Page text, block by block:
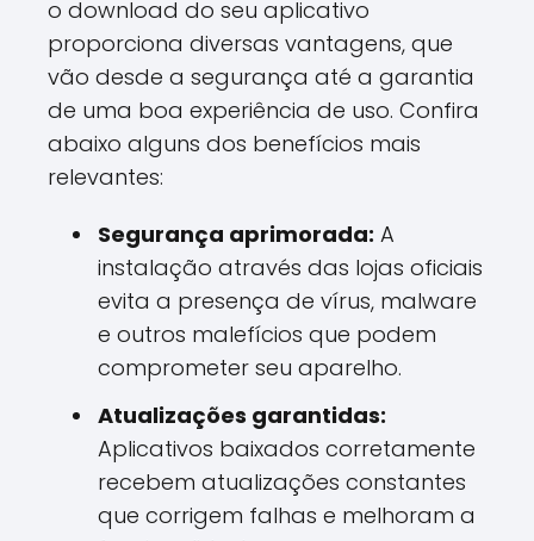
o download do seu aplicativo
proporciona diversas vantagens, que
vão desde a segurança até a garantia
de uma boa experiência de uso. Confira
abaixo alguns dos benefícios mais
relevantes:
Segurança aprimorada: A
instalação através das lojas oficiais
evita a presença de vírus, malware
e outros malefícios que podem
comprometer seu aparelho.
Atualizações garantidas:
Aplicativos baixados corretamente
recebem atualizações constantes
que corrigem falhas e melhoram a